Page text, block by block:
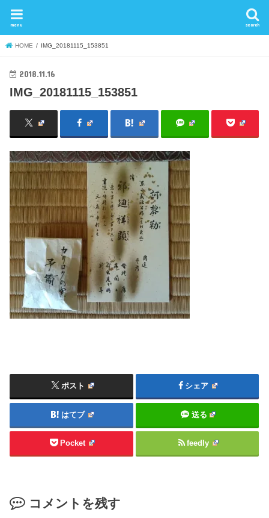
search
menu
HOME IMG_20181115_153851
2018.11.16
IMG_20181115_153851
ポスト シェア
はてブ 送る
Pocket feedly
コメントを残す